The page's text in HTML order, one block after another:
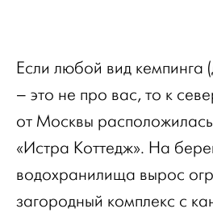
Если любой вид кемпинга
– это не про вас, то к
от Москвы
«Истра Коттедж». На
водохранилища вырос
загородный комплекс с